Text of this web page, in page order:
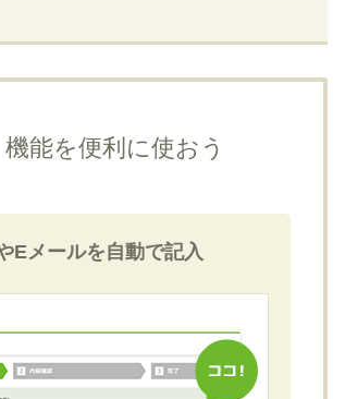
機能を便利に使おう
Eメールを自動で記入